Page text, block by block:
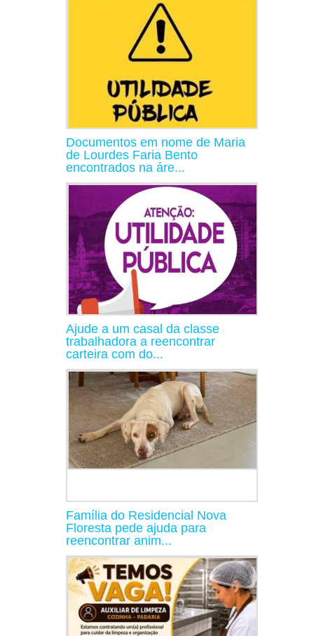
Documentos em nome de Maria
de Lourdes Faria Bento
encontrados na áre...
Ajude a um casal da classe
trabalhadora a reencontrar
carteira com do...
Família do Residencial Nova
Floresta pede ajuda para
reencontrar anim...